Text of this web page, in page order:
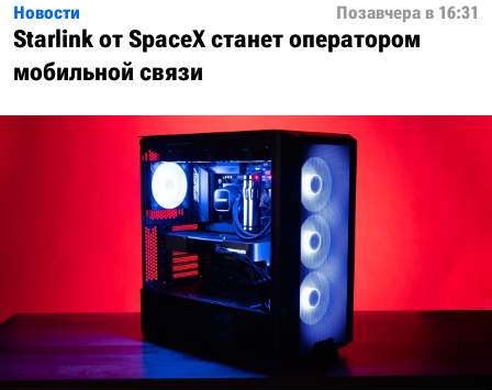
Новости Позавчера в 16:31
Starlink от SpaceX станет оператором
мобильной связи